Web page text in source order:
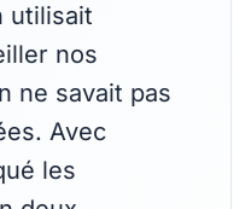
utilisait
nos
ne savait pas
Avec
les